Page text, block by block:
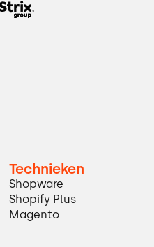
Technieken
Shopware
Shopify Plus
Magento